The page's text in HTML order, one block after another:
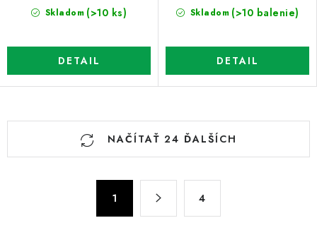
Skladom (>10 ks)
DETAIL
Skladom (>10 balenie)
DETAIL
O
NAČÍTAŤ 24 ĎALŠÍCH
1 4